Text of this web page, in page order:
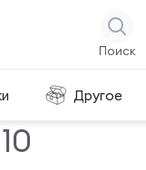
Поиск
Другое